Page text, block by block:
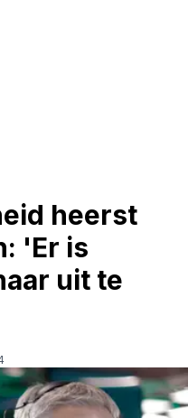
heerst
'Er is
uit te